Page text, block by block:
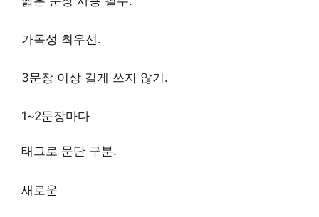
가독성 최우선.
3문장 이상 길게 쓰지 않기.
1~2문장마다
태그로 문단 구분.
새로운